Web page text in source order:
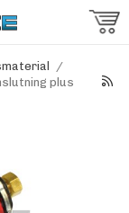
/
plus